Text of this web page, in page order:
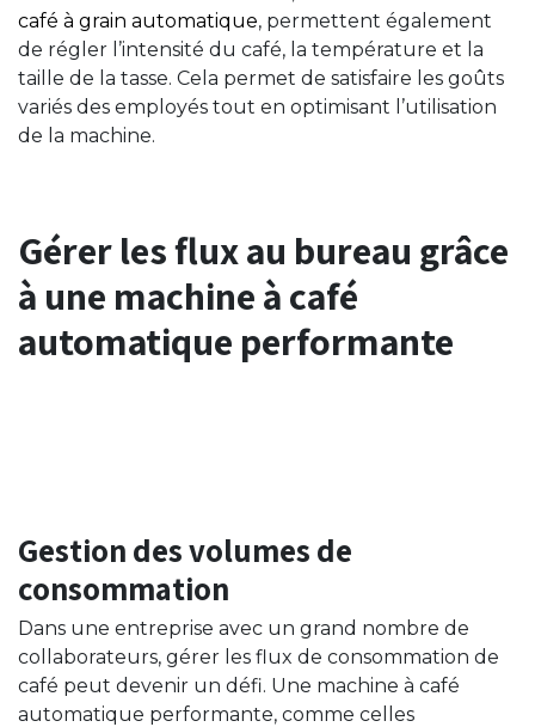
café à grain automatique, permettent également
de régler l’intensité du café, la température et la
taille de la tasse. Cela permet de satisfaire les goûts
variés des employés tout en optimisant l’utilisation
de la machine.
Gérer les flux au bureau grâce
à une machine à café
automatique performante
Gestion des volumes de
consommation
Dans une entreprise avec un grand nombre de
collaborateurs, gérer les flux de consommation de
café peut devenir un défi. Une machine à café
automatique performante, comme celles